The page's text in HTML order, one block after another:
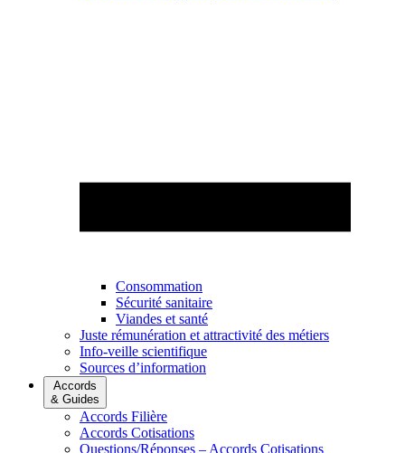
Consommation
Sécurité sanitaire
Viandes et santé
Juste rémunération et attractivité des métiers
Info-veille scientifique
Sources d’information
Accords
& Guides
Accords Filière
Accords Cotisations
Questions/Réponses – Accords Cotisations